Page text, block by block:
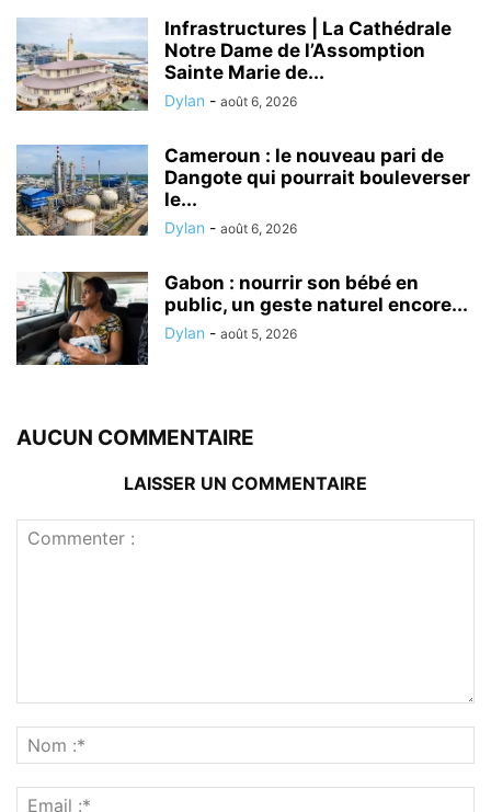
Infrastructures | La Cathédrale
Notre Dame de l’Assomption
Sainte Marie de...
Dylan - août 6, 2026
Cameroun : le nouveau pari de
Dangote qui pourrait bouleverser
le...
Dylan - août 6, 2026
Gabon : nourrir son bébé en
public, un geste naturel encore...
Dylan - août 5, 2026
AUCUN COMMENTAIRE
LAISSER UN COMMENTAIRE